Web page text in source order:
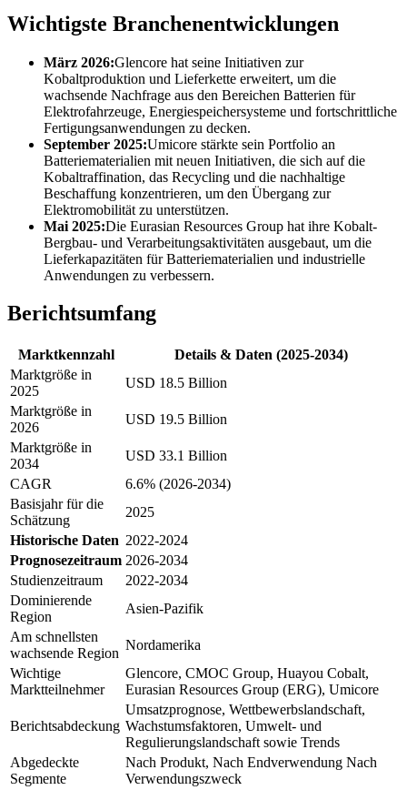
Wichtigste Branchenentwicklungen
März 2026:Glencore hat seine Initiativen zur
Kobaltproduktion und Lieferkette erweitert, um die
wachsende Nachfrage aus den Bereichen Batterien für
Elektrofahrzeuge, Energiespeichersysteme und fortschrittliche
Fertigungsanwendungen zu decken.
September 2025:Umicore stärkte sein Portfolio an
Batteriematerialien mit neuen Initiativen, die sich auf die
Kobaltraffination, das Recycling und die nachhaltige
Beschaffung konzentrieren, um den Übergang zur
Elektromobilität zu unterstützen.
Mai 2025:Die Eurasian Resources Group hat ihre Kobalt-
Bergbau- und Verarbeitungsaktivitäten ausgebaut, um die
Lieferkapazitäten für Batteriematerialien und industrielle
Anwendungen zu verbessern.
Berichtsumfang
Marktkennzahl
Details & Daten (2025-2034)
Marktgröße in
2025
USD 18.5 Billion
Marktgröße in
2026
USD 19.5 Billion
Marktgröße in
2034
USD 33.1 Billion
CAGR
6.6% (2026-2034)
Basisjahr für die
Schätzung
2025
Historische Daten 2022-2024
Prognosezeitraum 2026-2034
Studienzeitraum
2022-2034
Dominierende
Region
Asien-Pazifik
Am schnellsten
wachsende Region
Nordamerika
Wichtige
Marktteilnehmer
Glencore, CMOC Group, Huayou Cobalt,
Eurasian Resources Group (ERG), Umicore
Berichtsabdeckung
Umsatzprognose, Wettbewerbslandschaft,
Wachstumsfaktoren, Umwelt- und
Regulierungslandschaft sowie Trends
Abgedeckte
Segmente
Nach Produkt, Nach Endverwendung Nach
Verwendungszweck